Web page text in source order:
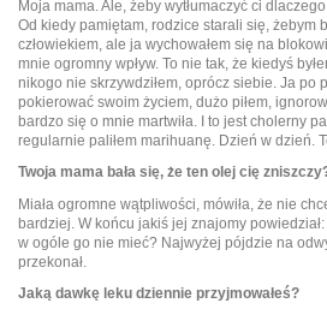
Moja mama. Ale, żeby wytłumaczyć ci
Od kiedy pamiętam, rodzice starali się, żebym
człowiekiem, ale ja wychowałem się na
mnie ogromny wpływ. To nie tak, że kiedyś
nikogo nie skrzywdziłem, oprócz siebie. Ja po
pokierować swoim życiem, dużo piłem,
bardzo się o mnie martwiła. I to jest cholerny
regularnie paliłem marihuanę. Dzień w dzień.
Twoja mama bała się, że ten olej cię
Miała ogromne wątpliwości, mówiła, że nie
bardziej. W końcu jakiś jej znajomy
w ogóle go nie mieć? Najwyżej pójdzie na
przekonał.
Jaką dawkę leku dziennie przyjmowałeś?